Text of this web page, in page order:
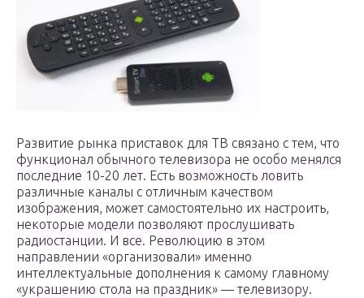
Развитие рынка приставок для ТВ связано с тем, что
функционал обычного телевизора не особо менялся
последние 10-20 лет. Есть возможность ловить
различные каналы с отличным качеством
изображения, может самостоятельно их настроить,
некоторые модели позволяют прослушивать
радиостанции. И все. Революцию в этом
направлении «организовали» именно
интеллектуальные дополнения к самому главному
«украшению стола на праздник» — телевизору.